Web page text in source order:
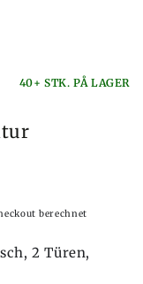
40+ STK. PÅ LAGER
berechnet
2 Türen,